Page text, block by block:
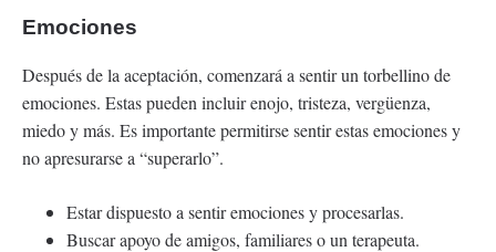
Emociones
Después de la aceptación, comenzará a sentir un torbellino de
emociones. Estas pueden incluir enojo, tristeza, vergüenza,
miedo y más. Es importante permitirse sentir estas emociones y
no apresurarse a “superarlo”.
Estar dispuesto a sentir emociones y procesarlas.
Buscar apoyo de amigos, familiares o un terapeuta.